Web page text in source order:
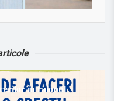
în raionul